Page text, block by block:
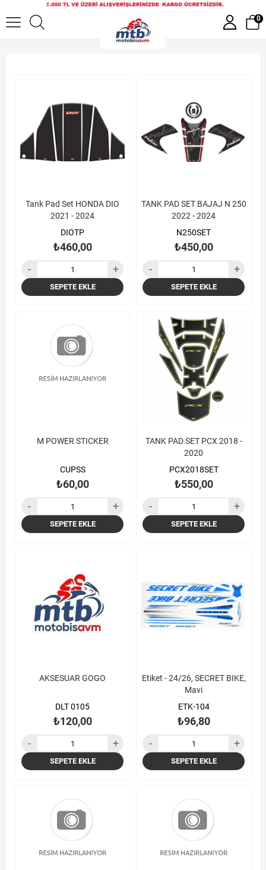
0
Tank Pad Set HONDA DIO
2021 - 2024
DIOTP
₺460,00
SEPETE EKLE
TANK PAD SET BAJAJ N 250
2022 - 2024
N250SET
₺450,00
SEPETE EKLE
M POWER STICKER
CUPSS
₺60,00
SEPETE EKLE
TANK PAD SET PCX 2018 -
2020
PCX2018SET
₺550,00
SEPETE EKLE
AKSESUAR GOGO
DLT 0105
₺120,00
SEPETE EKLE
Etiket - 24/26, SECRET BIKE,
Mavi
ETK-104
₺96,80
SEPETE EKLE